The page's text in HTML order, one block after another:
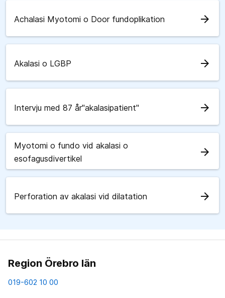
Achalasi Myotomi o Door fundoplikation arrow_forward
Akalasi o LGBP arrow_forward
Intervju med 87 år"akalasipatient" arrow_forward
Myotomi o fundo vid akalasi o
esofagusdivertikel
arrow_forward
Perforation av akalasi vid dilatation arrow_forward
Region Örebro län
019-602 10 00